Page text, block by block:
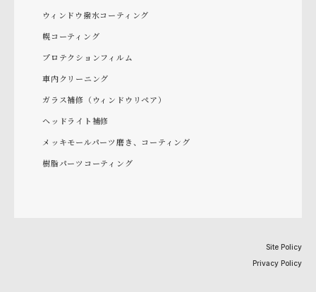
ウィンドウ撥水コーティング
幌コーティング
プロテクションフィルム
車内クリーニング
ガラス補修（ウィンドウリペア）
ヘッドライト補修
メッキモールパーツ磨き、コーティング
樹脂パーツコーティング
Site Policy
Privacy Policy